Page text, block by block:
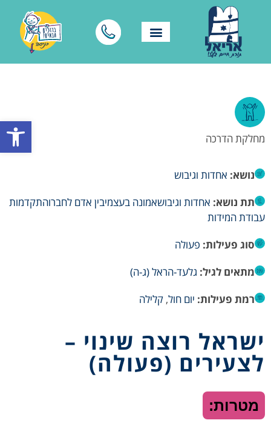
פתח מחלקת הדרכה
נושא: אחדות וגיבוש
תת נושא: אחדות וגיבושאמונה בעצמיבין אדם לחברוהתקדמות
עבודת המידות
סוג פעילות: פעולה
מתאים לגיל: גלעד-הראל (ג-ה)
רמת פעילות: יום חול, קלילה
ישראל רוצה שינוי –
לצעירים (פעולה)
מטרות: